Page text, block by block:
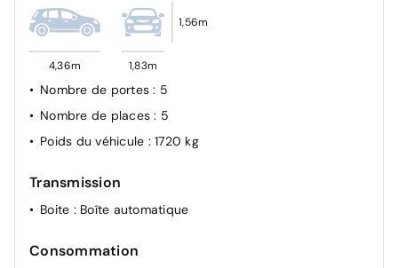
phares intelligentes
airbag conducteur
airbag latéral conducteur/passager
différents airbags
4,36m 1,83m
1,56m
Nombre de portes: 5
Nombre de places: 5
Poids du véhicule : 1720 kg
Transmission
Boite : Boîte automatique
Consommation